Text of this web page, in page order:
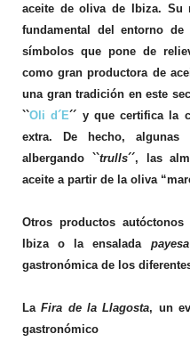
aceite de oliva de Ibiza. Su
fundamental del entorno
símbolos que pone de
como gran productora de
una gran tradición en este
``Oli d´E´´ y que certifica la
extra. De hecho,
albergando ``trulls´´, las
aceite a partir de la oliva
Otros productos
Ibiza o la ensalada payesa
gastronómica de los
LaFira de la Llagosta, un
gastronómico